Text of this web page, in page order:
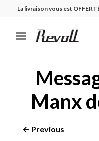
La livraison vous est
Manx
← Previous